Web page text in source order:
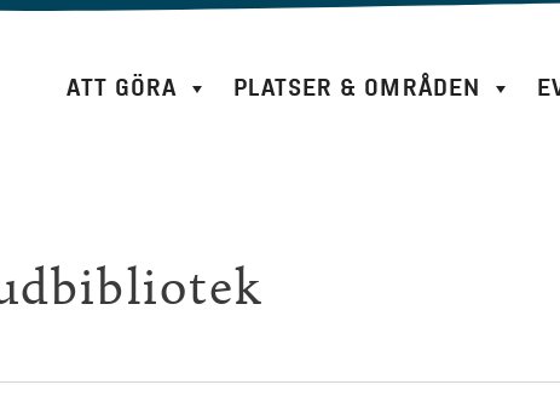
ATT GÖRA PLATSER & OMRÅDEN